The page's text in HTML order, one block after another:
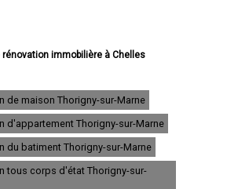
rénovation immobilière à Chelles
immobilière à Pontault-Combault
immobilière à Savigny-le-Temple
immobilière à Champs-sur-Marne
immobilière à Villeparisis
immobilière à Roissy-en-Brie
rénovation immobilière à Torcy
de maison Thorigny-sur-Marne
d'appartement Thorigny-sur-Marne
du batiment Thorigny-sur-Marne
tous corps d'état Thorigny-sur-